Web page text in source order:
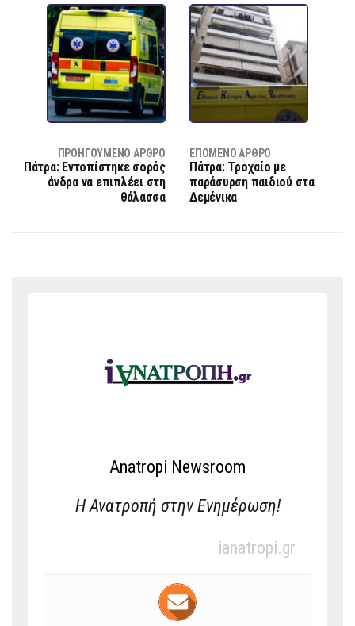
ΠΡΟΗΓΟΎΜΕΝΟ ΆΡΘΡΟ
Πάτρα: Εντοπίστηκε σορός
άνδρα να επιπλέει στη
θάλασσα
ΕΠΌΜΕΝΟ ΆΡΘΡΟ
Πάτρα: Τροχαίο με
παράσυρση παιδιού στα
Δεμένικα
Anatropi Newsroom
Η Ανατροπή στην Ενημέρωση!
ianatropi.gr